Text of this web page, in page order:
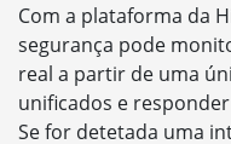
Com a plataforma da
segurança pode
real a partir de uma
unificados e
Se for detetada uma